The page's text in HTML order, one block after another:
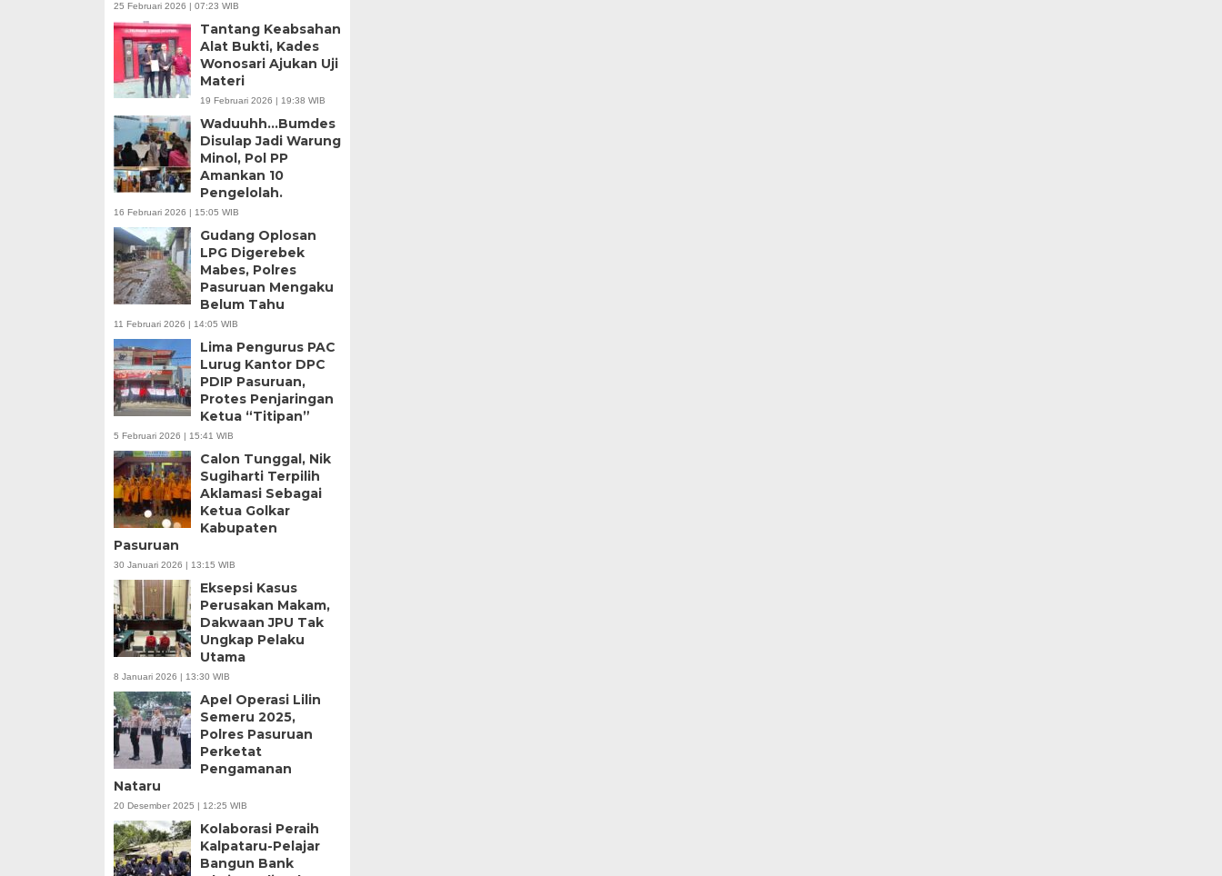
25 Februari 2026 | 07:23 WIB
Tantang Keabsahan
Alat Bukti, Kades
Wonosari Ajukan Uji
Materi
19 Februari 2026 | 19:38 WIB
Waduuhh…Bumdes
Disulap Jadi Warung
Minol, Pol PP
Amankan 10
Pengelolah.
16 Februari 2026 | 15:05 WIB
Gudang Oplosan
LPG Digerebek
Mabes, Polres
Pasuruan Mengaku
Belum Tahu
11 Februari 2026 | 14:05 WIB
Lima Pengurus PAC
Lurug Kantor DPC
PDIP Pasuruan,
Protes Penjaringan
Ketua “Titipan”
5 Februari 2026 | 15:41 WIB
Calon Tunggal, Nik
Sugiharti Terpilih
Aklamasi Sebagai
Ketua Golkar
Kabupaten
Pasuruan
30 Januari 2026 | 13:15 WIB
Eksepsi Kasus
Perusakan Makam,
Dakwaan JPU Tak
Ungkap Pelaku
Utama
8 Januari 2026 | 13:30 WIB
Apel Operasi Lilin
Semeru 2025,
Polres Pasuruan
Perketat
Pengamanan
Nataru
20 Desember 2025 | 12:25 WIB
Kolaborasi Peraih
Kalpataru-Pelajar
Bangun Bank